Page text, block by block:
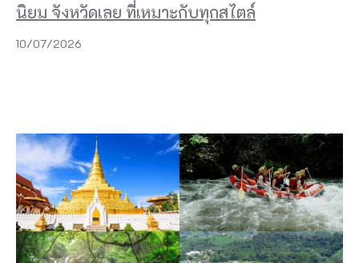
นิยม จังหวัดเลย ที่เหมาะกับทุกสไตล์
10/07/2026